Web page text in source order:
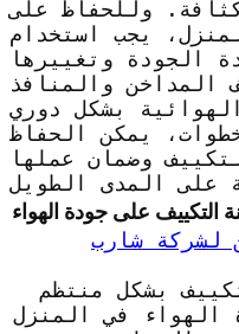
وللحفاظ على
يجب استخدام
الجودة وتغييرها
المداخن والمنافذ
يمكن الحفاظ
وضمان عملها
التكييف على جودة الهواء
لشركة شارب
بشكل منتظم
الهواء في المنزل